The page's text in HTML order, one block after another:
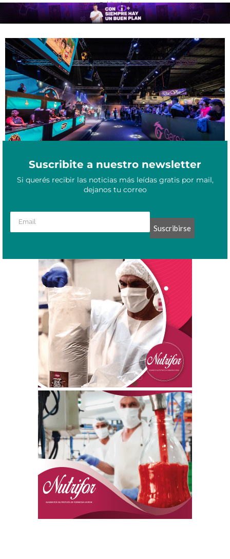
- Publicidad -
Jóvenes gamers de Misiones participarán del torneo “Argentina
Game Show”
Septiembre 13, 2023
Suscribite a nuestro newsletter
Si querés recibir las noticias más leídas gratis por mail,
dejanos tu correo
Suscribirse